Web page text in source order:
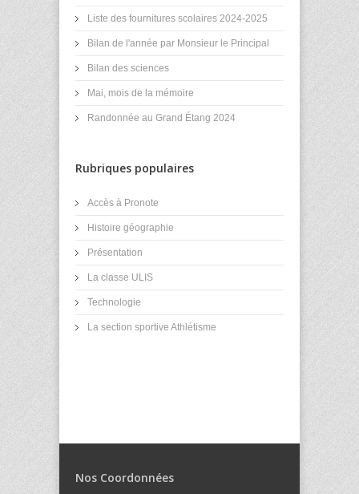
Liste des fournitures scolaires 2024-2025
Bilan de l'année par Monsieur le Principal
Bilan des sciences
Mai, mois de la mémoire
Randonnée au Grand Étang 2024
Rubriques populaires
Accès à Pronote
Histoire géographie
Présentation
La classe ULIS
Technologie
La section sportive Athlétisme
Nos Coordonnées